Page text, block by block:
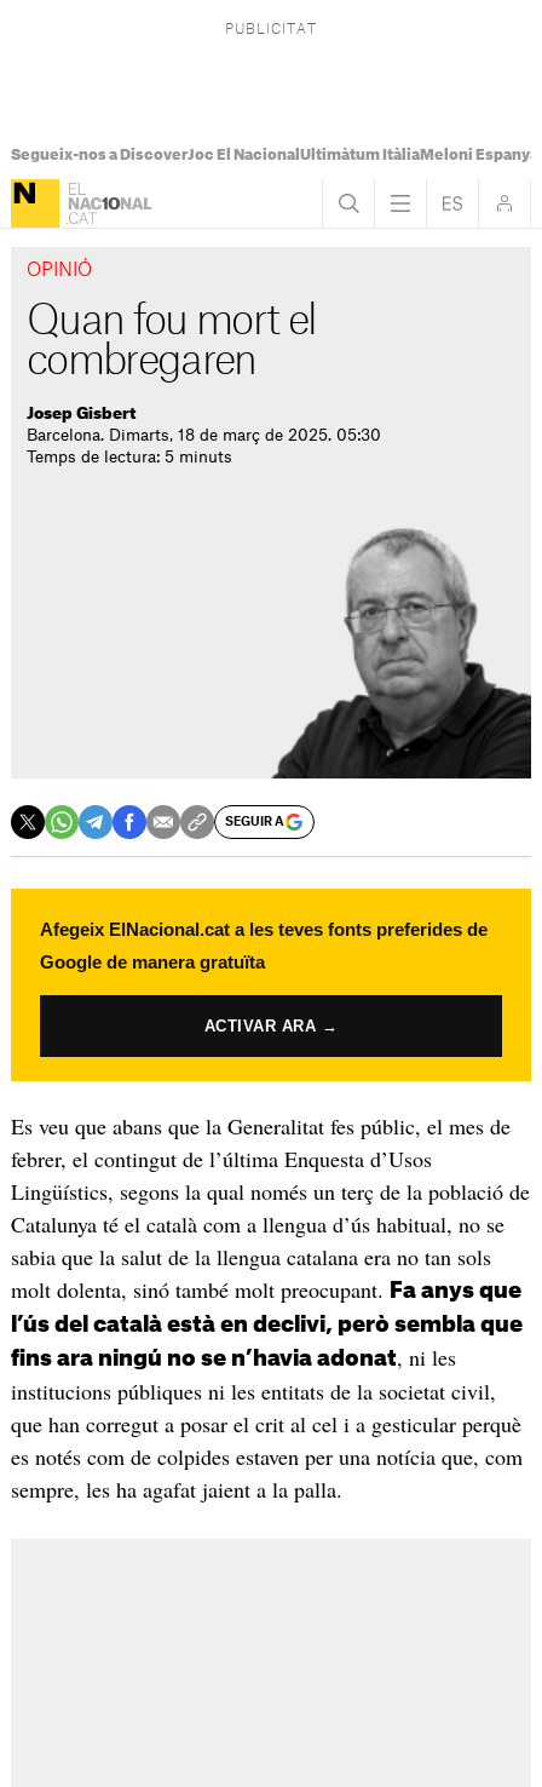
Segueix-nos a DiscoverJoc El Nacional Ultimàtum ItàliaMeloni Espanya
OPINIÓ
Quan fou mort el
combregaren
Josep Gisbert
Barcelona. Dimarts, 18 de març de 2025. 05:30
Temps de lectura: 5 minuts
SEGUIR A
Afegeix ElNacional.cat a les teves fonts preferides de
Google de manera gratuïta
ACTIVAR ARA →
Es veu que abans que la Generalitat fes públic, el mes de
febrer, el contingut de l’última Enquesta d’Usos
Lingüístics, segons la qual només un terç de la població de
Catalunya té el català com a llengua d’ús habitual, no se
sabia que la salut de la llengua catalana era no tan sols
molt dolenta, sinó també molt preocupant.
Fa anys que
l’ús del català està en declivi, però sembla que
fins ara ningú no se n’havia adonat, ni les
institucions públiques ni les entitats de la societat civil,
que han corregut a posar el crit al cel i a gesticular perquè
es notés com de colpides estaven per una notícia que, com
sempre, les ha agafat jaient a la palla.